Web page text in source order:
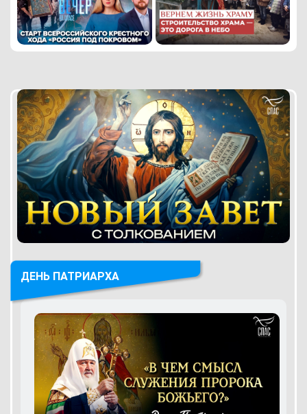
ДЕНЬ ПАТРИАРХА